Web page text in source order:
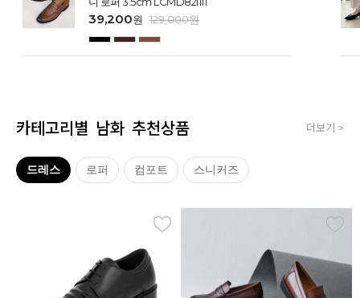
39,200원 129,000원
카테고리별 남화 추천상품 더보기 >
드레스 로퍼 컴포트 스니커즈